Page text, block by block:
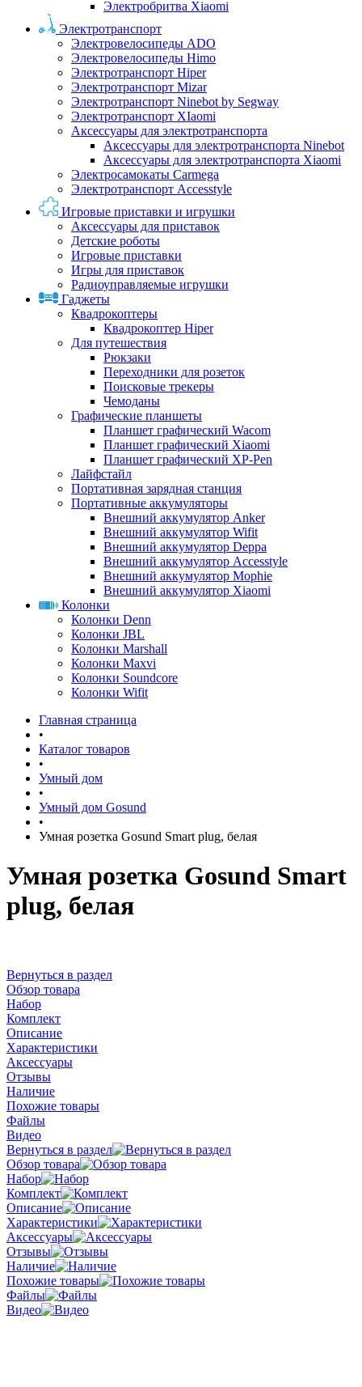
Электробритва Xiaomi
Электротранспорт
Электровелосипеды ADO
Электровелосипеды Himo
Электротранспорт Hiper
Электротранспорт Mizar
Электротранспорт Ninebot by Segway
Электротранспорт XIaomi
Аксессуары для электротранспорта
Аксессуары для электротранспорта Ninebot
Аксессуары для электротранспорта Xiaomi
Электросамокаты Carmega
Электротранспорт Accesstyle
Игровые приставки и игрушки
Аксессуары для приставок
Детские роботы
Игровые приставки
Игры для приставок
Радиоуправляемые игрушки
Гаджеты
Квадрокоптеры
Квадрокоптер Hiper
Для путешествия
Рюкзаки
Переходники для розеток
Поисковые трекеры
Чемоданы
Графические планшеты
Планшет графический Wacom
Планшет графический Xiaomi
Планшет графический XP-Pen
Лайфстайл
Портативная зарядная станция
Портативные аккумуляторы
Внешний аккумулятор Anker
Внешний аккумулятор Wifit
Внешний аккумулятор Deppa
Внешний аккумулятор Accesstyle
Внешний аккумулятор Mophie
Внешний аккумулятор Xiaomi
Колонки
Колонки Denn
Колонки JBL
Колонки Marshall
Колонки Maxvi
Колонки Soundcore
Колонки Wifit
Главная страница
•
Каталог товаров
•
Умный дом
•
Умный дом Gosund
•
Умная розетка Gosund Smart plug, белая
Умная розетка Gosund Smart
plug, белая
Вернуться в раздел
Обзор товара
Набор
Комплект
Описание
Характеристики
Аксессуары
Отзывы
Наличие
Похожие товары
Файлы
Видео
Вернуться в раздел
Обзор товара
Набор
Комплект
Описание
Характеристики
Аксессуары
Отзывы
Наличие
Похожие товары
Файлы
Видео